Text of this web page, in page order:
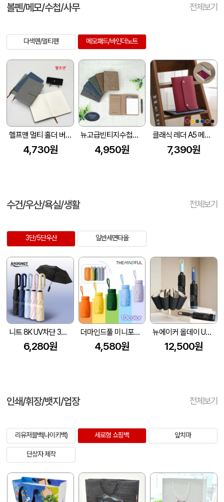
볼펜/메모/수첩/사무 전체보기
다색펜/멀티펜 메모패드/바인더노트
헬프맨 멀티 홀더 버클 메모노트(A5
4,730원
뉴고급빈티지수첩메모패드
4,950원
클래식 레더 A5 메모패드 날개형 (215*160mm) (고급선물용 자석케이스 포함)
7,390원
수건/우산/욕실/생활 전체보기
3단/5단우산 일반세면타올
니트 8K UV차단 3단 완자동 양우산
6,280원
더마인드풀 미니포켓 UV차단 암막 파스텔 우양산 색상 10종
4,580원
뉴에이커 올데이 UV차단 8K 3단 거꾸로 자동 양우산 고리 손잡이
12,500원
인쇄/휘장/뱃지/업장 전체보기
리유저블백(나이키백) 세로형 쇼핑백 앞치마
단상자 제작